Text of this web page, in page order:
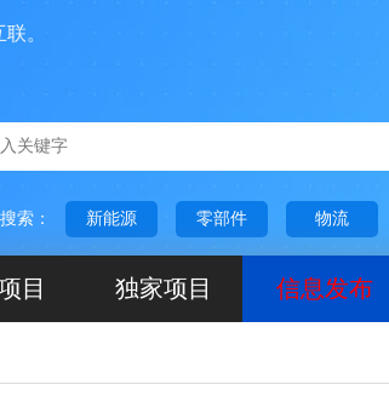
索： 新能源 零部件 物流
目 独家项目 信息发布